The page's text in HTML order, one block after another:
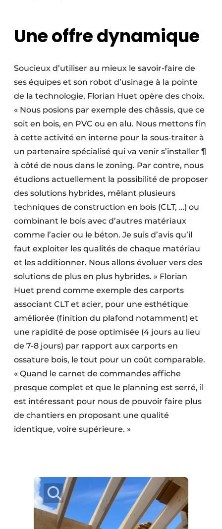
Une offre dynamique
Soucieux d’utiliser au mieux le savoir-faire de
ses équipes et son robot d’usinage à la pointe
de la technologie, Florian Huet opère des choix.
« Nous posions par exemple des châssis, que ce
soit en bois, en PVC ou en alu. Nous mettons fin
à cette activité en interne pour la sous-traiter à
un partenaire spécialisé qui va venir s’installer ¶
à côté de nous dans le zoning. Par contre, nous
étudions actuellement la possibilité de proposer
des solutions hybrides, mêlant plusieurs
techniques de construction en bois (CLT, …) ou
combinant le bois avec d’autres matériaux
comme l’acier ou le béton. Je suis d’avis qu’il
faut exploiter les qualités de chaque matériau
et les additionner. Nous allons évoluer vers des
solutions de plus en plus hybrides. » Florian
Huet prend comme exemple des carports
associant CLT et acier, pour une esthétique
améliorée (finition du plafond notamment) et
une rapidité de pose optimisée (4 jours au lieu
de 7-8 jours) par rapport aux carports en
ossature bois, le tout pour un coût comparable.
« Quand le carnet de commandes affiche
presque complet et que le planning est serré, il
est intéressant pour nous de pouvoir faire plus
de chantiers en proposant une qualité
identique, voire supérieure. »